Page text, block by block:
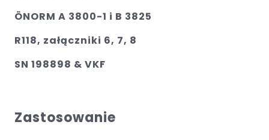
ÖNORM A 3800-1 i B 3825
R118, załączniki 6, 7, 8
SN 198898 & VKF
Zastosowanie